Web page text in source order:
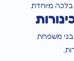
בלכה מיוחדת
בני משפחת